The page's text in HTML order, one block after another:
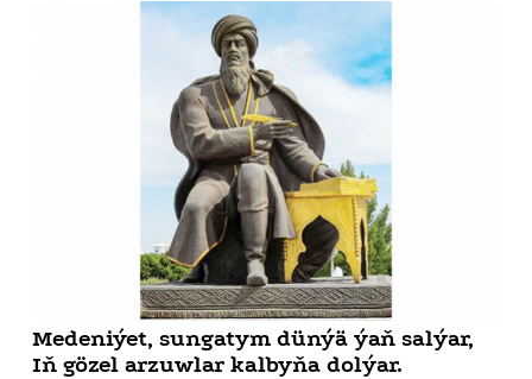
Medeniýet, sungatym dünýä ýaň salýar,
Iň gözel arzuwlar kalbyňa dolýar.